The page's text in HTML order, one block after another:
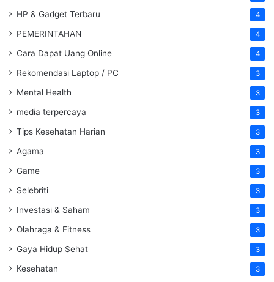
HP & Gadget Terbaru 4
PEMERINTAHAN 4
Cara Dapat Uang Online 4
Rekomendasi Laptop / PC 3
Mental Health 3
media terpercaya 3
Tips Kesehatan Harian 3
Agama 3
Game 3
Selebriti 3
Investasi & Saham 3
Olahraga & Fitness 3
Gaya Hidup Sehat 3
Kesehatan 3